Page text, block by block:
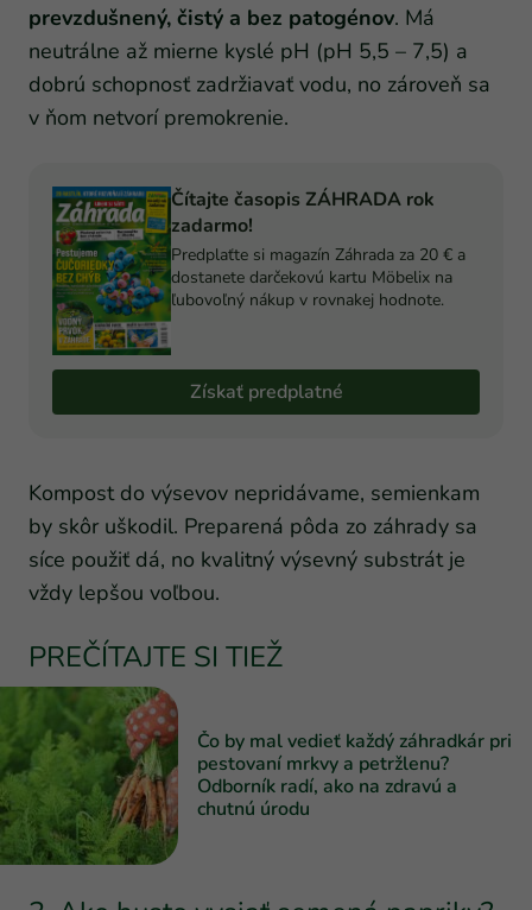
prevzdušnený, čistý a bez patogénov. Má
neutrálne až mierne kyslé pH (pH 5,5 – 7,5) a
dobrú schopnosť zadržiavať vodu, no zároveň sa
v ňom netvorí premokrenie.
Čítajte časopis ZÁHRADA rok
zadarmo!
Predplaťte si magazín Záhrada za 20 € a
dostanete darčekovú kartu Möbelix na
ľubovoľný nákup v rovnakej hodnote.
Získať predplatné
Kompost do výsevov nepridávame, semienkam
by skôr uškodil. Preparená pôda zo záhrady sa
síce použiť dá, no kvalitný výsevný substrát je
vždy lepšou voľbou.
PREČÍTAJTE SI TIEŽ
Čo by mal vedieť každý záhradkár pri
pestovaní mrkvy a petržlenu?
Odborník radí, ako na zdravú a
chutnú úrodu